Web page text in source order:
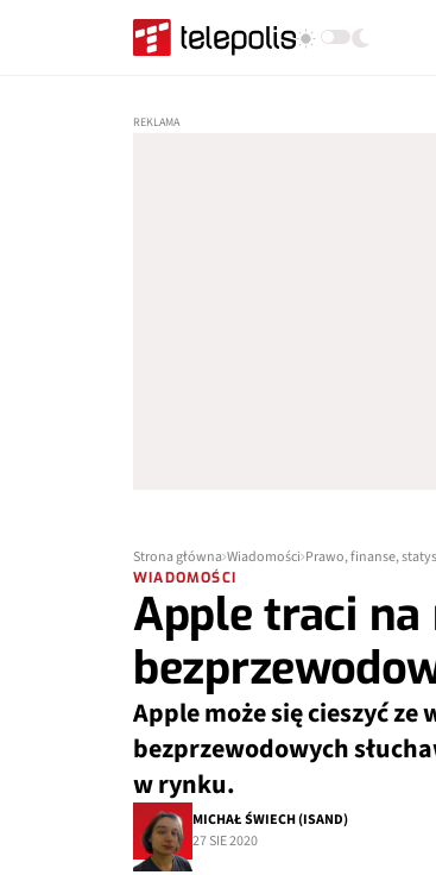
Strona główna Wiadomości Prawo, finanse,
WIADOMOŚCI
Apple traci
Apple może się cieszyć
bezprzewodowych
w rynku.
MICHAŁ ŚWIECH (ISAND)
27 SIE 2020